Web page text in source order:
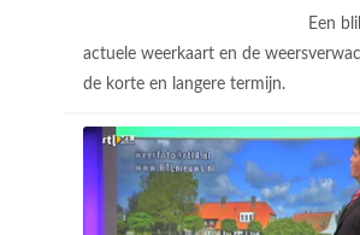
Een
actuele weerkaart en de
de korte en langere termijn.